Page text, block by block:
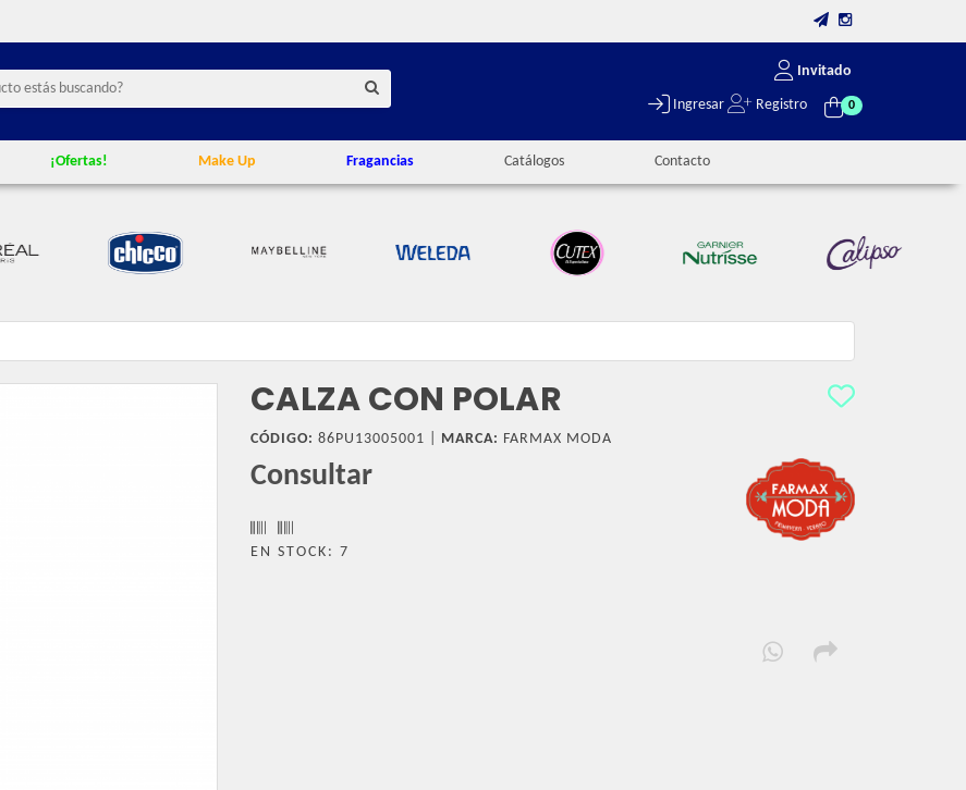
Invitado
Ingresar Registro 0
¡Ofertas! Make Up Fragancias Catálogos Contacto
CALZA CON POLAR
CÓDIGO: 86PU13005001 | MARCA: FARMAX MODA
Consultar
EN STOCK: 7